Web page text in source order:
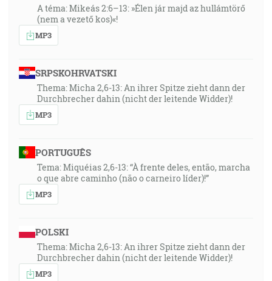
A téma: Mikeás 2:6–13: »Élen jár majd az hullámtörő
(nem a vezető kos)«!
MP3
SRPSKOHRVATSKI
Thema: Micha 2,6-13: An ihrer Spitze zieht dann der
Durchbrecher dahin (nicht der leitende Widder)!
MP3
PORTUGUÊS
Tema: Miquéias 2,6-13: “À frente deles, então, marcha
o que abre caminho (não o carneiro líder)!”
MP3
POLSKI
Thema: Micha 2,6-13: An ihrer Spitze zieht dann der
Durchbrecher dahin (nicht der leitende Widder)!
MP3